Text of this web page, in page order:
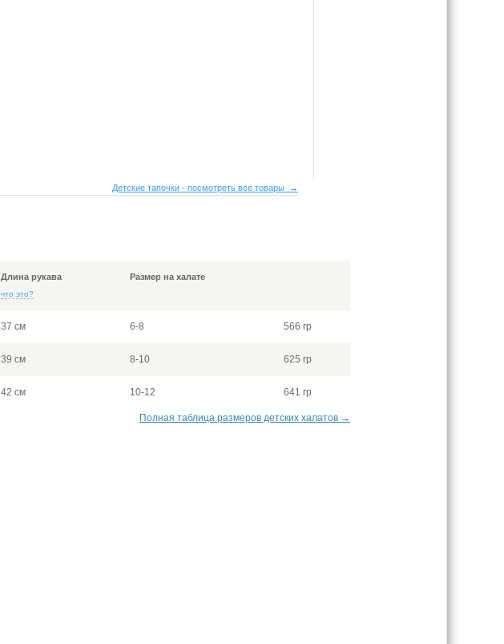
Детские тапочки - посмотреть все товары →
Длина рукава
что это?
Размер на халате
37 см 6-8 566 гр
39 см 8-10 625 гр
42 см 10-12 641 гр
Полная таблица размеров детских халатов →